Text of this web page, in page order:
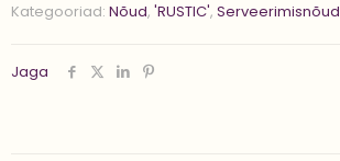
kogus
Kategooriad: Nõud, 'RUSTIC', Serveerimisnõud
Jaga